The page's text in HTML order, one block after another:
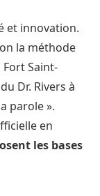
et innovation.
la méthode
Saint-
Dr. Rivers à
parole ».
en
les bases